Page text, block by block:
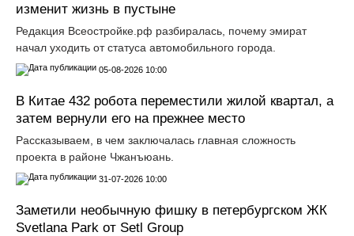
изменит жизнь в пустыне
Редакция Всеостройке.рф разбиралась, почему эмират
начал уходить от статуса автомобильного города.
05-08-2026 10:00
В Китае 432 робота переместили жилой квартал, а
затем вернули его на прежнее место
Рассказываем, в чем заключалась главная сложность
проекта в районе Чжанъюань.
31-07-2026 10:00
Заметили необычную фишку в петербургском ЖК
Svetlana Park от Setl Group